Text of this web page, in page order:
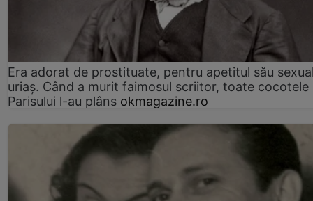
Era adorat de prostituate, pentru apetitul său
uriaș. Când a murit faimosul scriitor, toate cocotele
Parisului l-au plâns okmagazine.ro